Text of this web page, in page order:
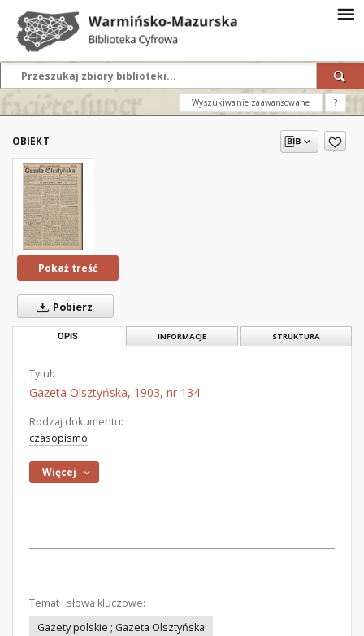
Wyszukiwanie zaawansowane ?
OBIEKT
Pokaż treść
Pobierz
OPIS INFORMACJE STRUKTURA
Tytuł:
Gazeta Olsztyńska, 1903, nr 134
Rodzaj dokumentu:
czasopismo
Więcej
Temat i słowa kluczowe:
Gazety polskie ; Gazeta Olsztyńska